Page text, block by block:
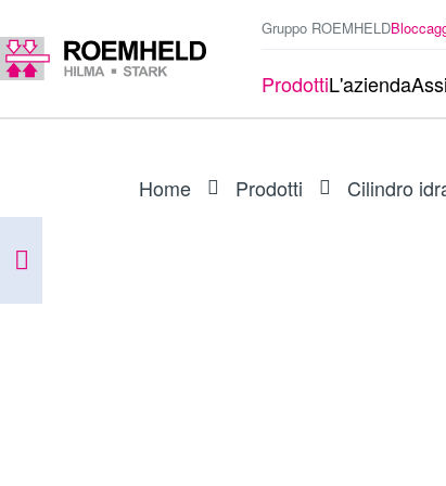
Gruppo ROEMHELD
ProdottiL'azienda
Home Prodotti Cilindro